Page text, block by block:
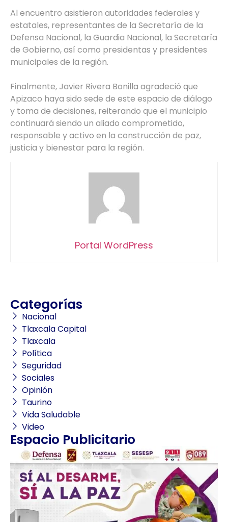
Al encuentro asistieron autoridades federales y
estatales, representantes de la Secretaría de la
Defensa Nacional, la Guardia Nacional, la Secretaría
de Gobierno, así como presidentas y presidentes
municipales de la región.
Finalmente, Javier Rivera Bonilla agradeció que
Apizaco haya sido sede de este espacio de diálogo
y toma de decisiones, reiterando que el municipio
continuará siendo un aliado comprometido,
responsable y activo en la construcción de paz,
justicia y bienestar para la región.
Portal WordPress
Categorías
Nacional
Tlaxcala Capital
Tlaxcala
Política
Seguridad
Sociales
Opinión
Taurino
Vida Saludable
Video
Espacio Publicitario